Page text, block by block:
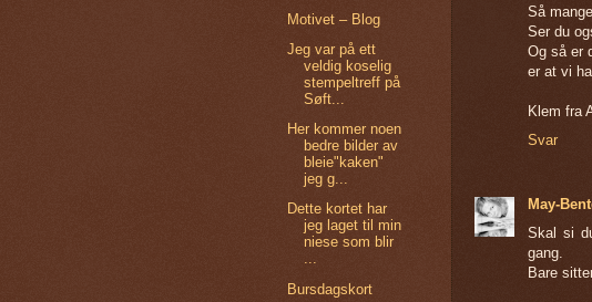
Så
Ser du
Og så er
er at vi
Klem fra
Svar
May-
Skal si
gang.
Bare
Motivet – Blog
Jeg var på ett
veldig koselig
stempeltreff på
Søft...
Her kommer noen
bedre bilder av
bleie"kaken"
jeg g...
Dette kortet har
jeg laget til min
niese som blir
...
Bursdagskort